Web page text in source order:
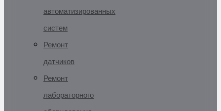
автоматизированных
систем
Ремонт
датчиков
Ремонт
лабораторного